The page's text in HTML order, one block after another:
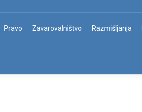
Pravo Zavarovalništvo Razmišljanja